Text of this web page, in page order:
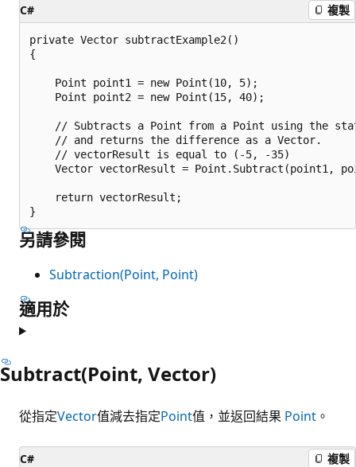
C# 複製
private Vector subtractExample2()
{
    Point point1 = new Point(10, 5);
    Point point2 = new Point(15, 40);
// Subtracts a Point from a Point using the
    // and returns the difference as a Vector.
    // vectorResult is equal to (-5, -35)
Vector vectorResult = Point.Subtract(point1,
    return vectorResult;
另請參閱
Subtraction(Point, Point)
適用於
Subtract(Point, Vector)
從指定Vector值減去指定Point值，並返回結果 Point 。
C# 複製